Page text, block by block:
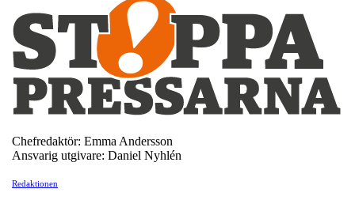
Chefredaktör: Emma Andersson
Ansvarig utgivare: Daniel Nyhlén
Redaktionen